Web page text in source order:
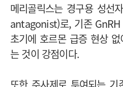
메리골릭스는 경구용 성선
antagonist)로, 기존
초기에 호르몬 급증 현상
는 것이 강점이다.
또한 주사제로 투여되는